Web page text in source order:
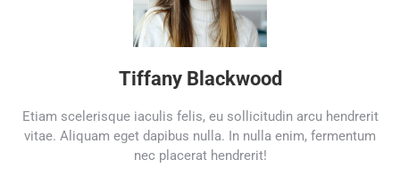
Tiffany Blackwood
Etiam scelerisque iaculis felis, eu sollicitudin arcu hendrerit
vitae. Aliquam eget dapibus nulla. In nulla enim, fermentum
nec placerat hendrerit!